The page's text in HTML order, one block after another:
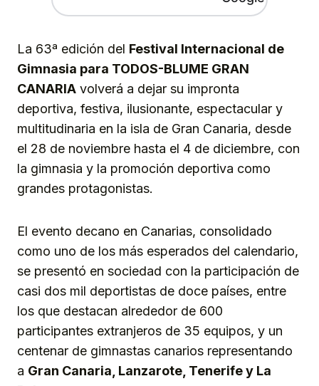
La 63ª edición del Festival Internacional de
Gimnasia para TODOS-BLUME GRAN
CANARIA volverá a dejar su impronta
deportiva, festiva, ilusionante, espectacular y
multitudinaria en la isla de Gran Canaria, desde
el 28 de noviembre hasta el 4 de diciembre, con
la gimnasia y la promoción deportiva como
grandes protagonistas.
El evento decano en Canarias, consolidado
como uno de los más esperados del calendario,
se presentó en sociedad con la participación de
casi dos mil deportistas de doce países, entre
los que destacan alrededor de 600
participantes extranjeros de 35 equipos, y un
centenar de gimnastas canarios representando
a Gran Canaria, Lanzarote, Tenerife y La